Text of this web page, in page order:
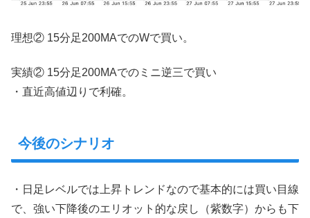
理想② 15分足200MAでのWで買い。
実績② 15分足200MAでのミニ逆三で買い
・直近高値辺りで利確。
今後のシナリオ
・日足レベルでは上昇トレンドなので基本的には買い目線
で、強い下降後のエリオット的な戻し（紫数字）からも下